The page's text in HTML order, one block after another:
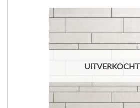
UITVERKOCHT